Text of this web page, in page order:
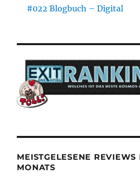
#022 Blogbuch – Digital
MEISTGELESENE REVIEWS
MONATS